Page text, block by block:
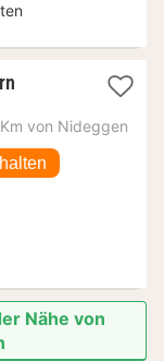
1
ab
€
von Nideggen
Nähe von